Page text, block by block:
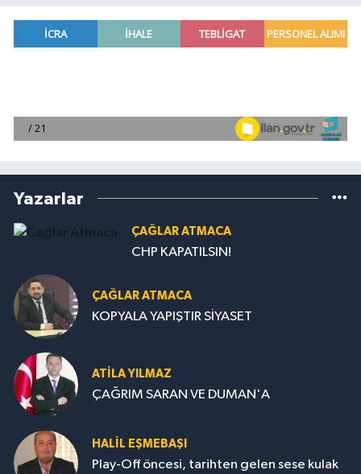
Yazarlar
ÇAĞLAR ATMACA
CHP KAPATILSIN!
ÇAĞLAR ATMACA
KOPYALA YAPIŞTIR SİYASET
ATILA YILMAZ
ÇAĞRIM SARAN VE DUMAN'A
HALIL EŞMEBAŞI
Play-Off öncesi, tarihten gelen sese kulak